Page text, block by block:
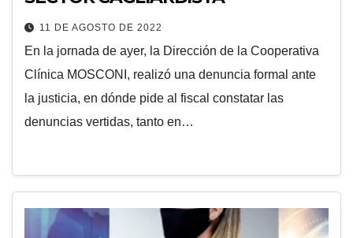
11 DE AGOSTO DE 2022
En la jornada de ayer, la Dirección de la Cooperativa
Clínica MOSCONI, realizó una denuncia formal ante
la justicia, en dónde pide al fiscal constatar las
denuncias vertidas, tanto en…